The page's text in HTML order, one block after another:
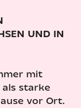
UND IN
mit
als starke
vor Ort.